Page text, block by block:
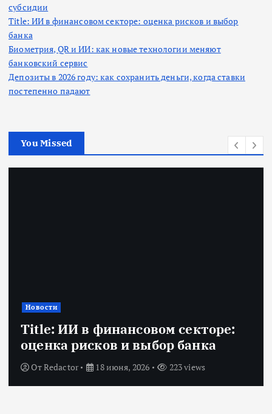
субсидии
Title: ИИ в финансовом секторе: оценка рисков и выбор
банка
Биометрия, QR и ИИ: как новые технологии меняют
банковский сервис
Депозиты в 2026 году: как сохранить деньги, когда ставки
постепенно падают
You Missed
Новости
Title: ИИ в финансовом секторе:
оценка рисков и выбор банка
ОтRedactor 18 июня, 2026 223 views